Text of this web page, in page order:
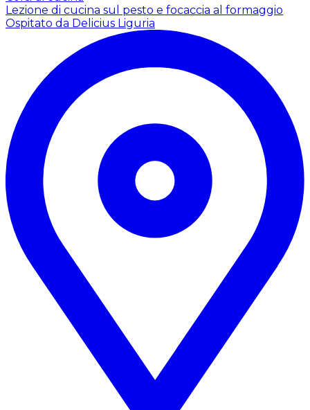
Lezione di cucina sul pesto e focaccia al formaggio
Ospitato da Delicius Liguria